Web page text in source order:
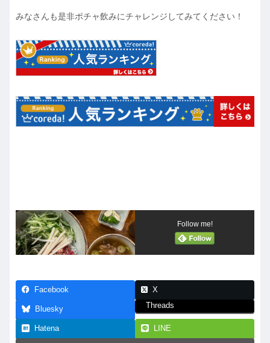
みなさんも是非ポチャ飲みにチャレンジしてみてください！
Follow me!
Facebook X
Bluesky Threads
Hatena LINE